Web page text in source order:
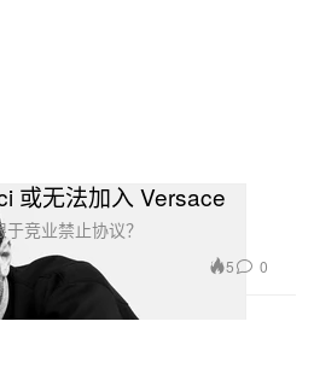
或无法加入 Versace
竞业禁止协议？
5 0